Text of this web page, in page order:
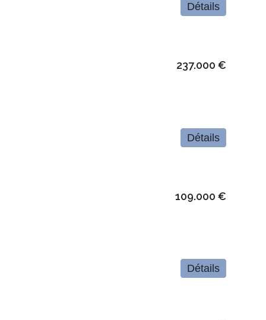
Détails
237.000 €
Détails
109.000 €
Détails